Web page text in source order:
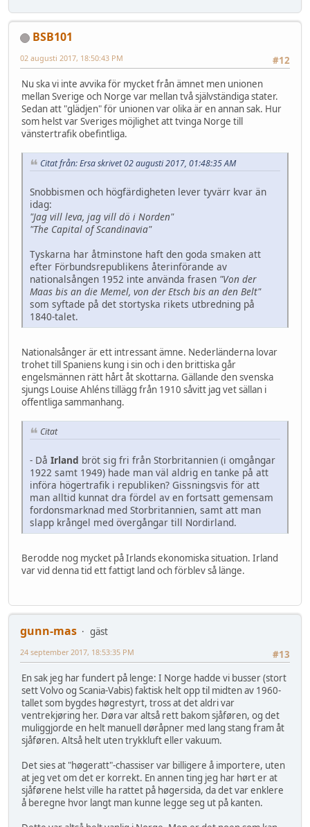
BSB101
#12
02 augusti 2017, 18:50:43 PM
Nu ska vi inte avvika för mycket från ämnet men unionen
mellan Sverige och Norge var mellan två självständiga stater.
Sedan att "glädjen" för unionen var olika är en annan sak. Hur
som helst var Sveriges möjlighet att tvinga Norge till
vänstertrafik obefintliga.
Citat från: Ersa skrivet 02 augusti 2017, 01:48:35 AM
Snobbismen och högfärdigheten lever tyvärr kvar än
idag:
"Jag vill leva, jag vill dö i Norden"
"The Capital of Scandinavia"
Tyskarna har åtminstone haft den goda smaken att
efter Förbundsrepublikens återinförande av
nationalsången 1952 inte använda frasen "Von der
Maas bis an die Memel, von der Etsch bis an den Belt"
som syftade på det stortyska rikets utbredning på
1840-talet.
Nationalsånger är ett intressant ämne. Nederländerna lovar
trohet till Spaniens kung i sin och i den brittiska går
engelsmännen rätt hårt åt skottarna. Gällande den svenska
sjungs Louise Ahléns tillägg från 1910 såvitt jag vet sällan i
offentliga sammanhang.
Citat
- Då Irland bröt sig fri från Storbritannien (i omgångar
1922 samt 1949) hade man väl aldrig en tanke på att
införa högertrafik i republiken? Gissningsvis för att
man alltid kunnat dra fördel av en fortsatt gemensam
fordonsmarknad med Storbritannien, samt att man
slapp krångel med övergångar till Nordirland.
Berodde nog mycket på Irlands ekonomiska situation. Irland
var vid denna tid ett fattigt land och förblev så länge.
gunn-mas
gäst
#13
24 september 2017, 18:53:35 PM
En sak jeg har fundert på lenge: I Norge hadde vi busser (stort
sett Volvo og Scania-Vabis) faktisk helt opp til midten av 1960-
tallet som bygdes høgrestyrt, tross at det aldri var
ventrekjøring her. Døra var altså rett bakom sjåføren, og det
muliggjorde en helt manuell døråpner med lang stang fram åt
sjåføren. Altså helt uten trykkluft eller vakuum.
Det sies at "høgeratt"-chassiser var billigere å importere, uten
at jeg vet om det er korrekt. En annen ting jeg har hørt er at
sjåførene helst ville ha rattet på høgersida, da det var enklere
å beregne hvor langt man kunne legge seg ut på kanten.